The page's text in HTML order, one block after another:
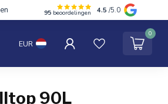
95 beoordelingen 4.5 /5.0
EUR
0
Spaar punten
Contact
90L